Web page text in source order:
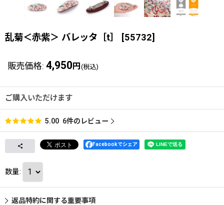
乱菊＜赤紫＞ バレッタ［t］ [55732]
販売価格: 4,950 円 (税込)
ご購入いただけます
5.00 6件のレビュー
Facebookでシェア
数量:
返品特約に関する重要事項